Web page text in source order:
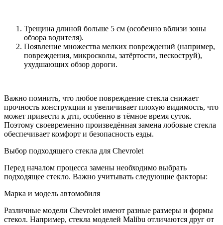
Трещина длиной больше 5 см (особенно вблизи зоны
обзора водителя).
Появление множества мелких повреждений (например,
повреждения, микросколы, затёртости, пескоструй),
ухудшающих обзор дороги.
Важно помнить, что любое повреждение стекла снижает
прочность конструкции и увеличивает плохую видимость, что
может привести к дтп, особенно в тёмное время суток.
Поэтому своевременно произведённая замена лобовые стекла
обеспечивает комфорт и безопасность езды.
Выбор подходящего стекла для Chevrolet
Перед началом процесса замены необходимо выбрать
подходящее стекло. Важно учитывать следующие факторы:
Марка и модель автомобиля
Различные модели Chevrolet имеют разные размеры и формы
стекол. Например, стекла моделей Malibu отличаются друг от